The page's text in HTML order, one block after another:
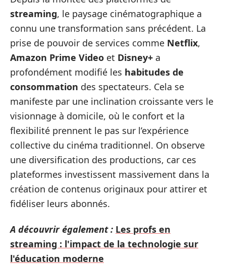
streaming, le paysage cinématographique a
connu une transformation sans précédent. La
prise de pouvoir de services comme Netflix,
Amazon Prime Video et Disney+ a
profondément modifié les habitudes de
consommation des spectateurs. Cela se
manifeste par une inclination croissante vers le
visionnage à domicile, où le confort et la
flexibilité prennent le pas sur l’expérience
collective du cinéma traditionnel. On observe
une diversification des productions, car ces
plateformes investissent massivement dans la
création de contenus originaux pour attirer et
fidéliser leurs abonnés.
A découvrir également : Les profs en
streaming : l'impact de la technologie sur
l'éducation moderne